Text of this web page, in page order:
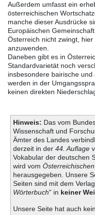
Außerdem umfasst ein
österreichischen
manche dieser Ausdrücke
Europäischen
Österreich nicht zwingt,
anzuwenden.
Daneben gibt es in
Standardvarietät noch
insbesondere bairische
werden in der
keinen direkten
Hinweis: Das vom
Wissenschaft und
Ämter des Landes
derzeit in der 44. Auflage
Vokabular der deutschen
wird vom
herausgegeben. Unsere
Seiten sind mit dem
Wörterbuch" in keiner
Unsere Seite hat auch